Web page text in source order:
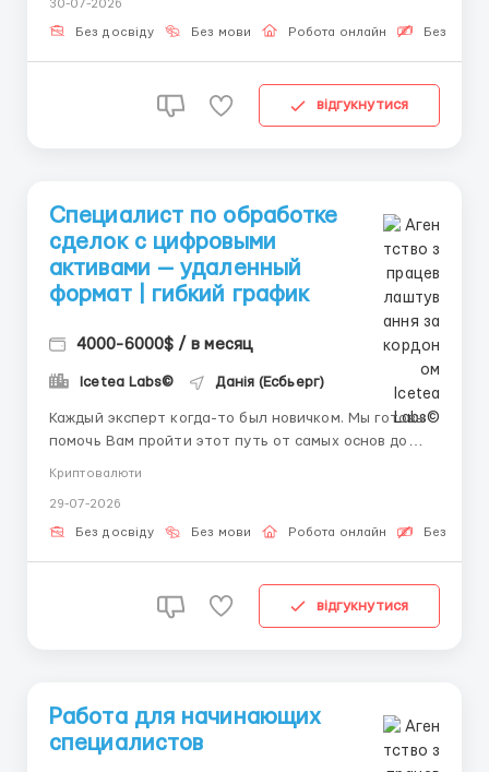
Операционный специалист — это человек, который
понимает и то, и другое. Эта позиция даёт
30-07-2026
Без досвіду Без мови Робота онлайн
відгукнутися
Специалист по обработке
сделок с цифровыми
активами — удаленный
формат | гибкий график
4000-6000$ / в месяц
Icetea Labs© Данія (Есбьерг)
Каждый эксперт когда-то был новичком. Мы готовы
помочь Вам пройти этот путь от самых основ до
и обучаем всему необходимому. За кулисами
торговли: Когда трейдер нажимает кнопку
Криптовалюти
29-07-2026
Без досвіду Без мови Робота онлайн
відгукнутися
Работа для начинающих
специалистов